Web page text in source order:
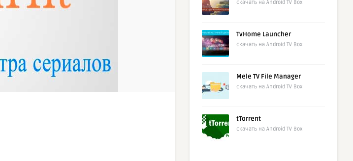
скачать на Android TV Box
TvHome Launcher
скачать на Android TV Box
Mele TV File Manager
скачать на Android TV Box
tTorrent
скачать на Android TV Box